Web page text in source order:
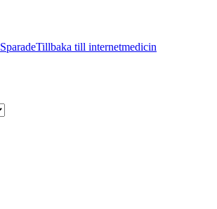
SparadeTillbaka till internetmedicin